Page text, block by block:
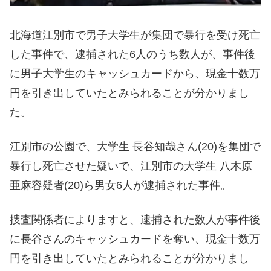
北海道江別市で男子大学生が集団で暴行を受け死亡
した事件で、逮捕された6人のうち数人が、事件後
に男子大学生のキャッシュカードから、現金十数万
円を引き出していたとみられることが分かりまし
た。
江別市の公園で、大学生 長谷知哉さん(20)を集団で
暴行し死亡させた疑いで、江別市の大学生 八木原
亜麻容疑者(20)ら男女6人が逮捕された事件。
捜査関係者によりますと、逮捕された数人が事件後
に長谷さんのキャッシュカードを奪い、現金十数万
円を引き出していたとみられることが分かりまし